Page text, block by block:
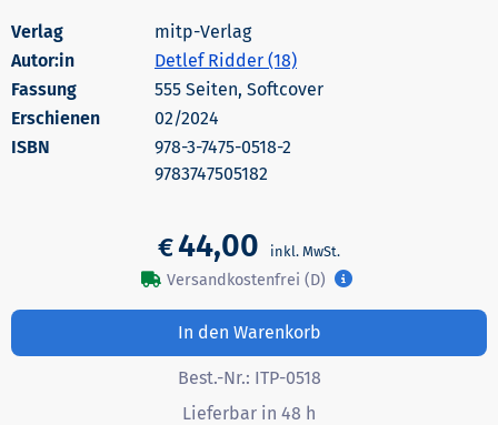
mitp-Verlag
Autor:in
Detlef Ridder (18)
555 Seiten, Softcover
Erschienen
02/2024
978-3-7475-0518-2
9783747505182
€44,00
Versandkostenfrei (D)
In den Warenkorb
Best.-Nr.: ITP-0518
Lieferbar in 48 h